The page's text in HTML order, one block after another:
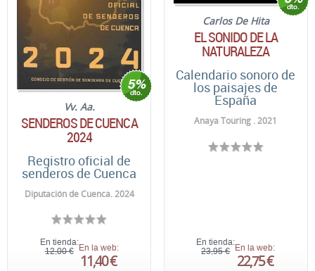
Vv. Aa.
SENDEROS DE CUENCA
2024
Registro oficial de
senderos de Cuenca
Diputación de Cuenca. 2024
En tienda:
12,00 € En la web:
11,40 €
Carlos De Hita
EL SONIDO DE LA
NATURALEZA
Calendario sonoro de
los paisajes de
España
Anaya Touring . 2021
En tienda:
23,95 € En la web:
22,75 €